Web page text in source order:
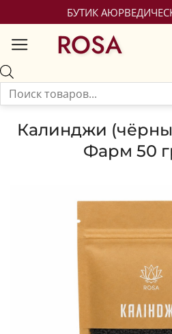
БУТИК
ROSA
Калинджи
Фарм 50